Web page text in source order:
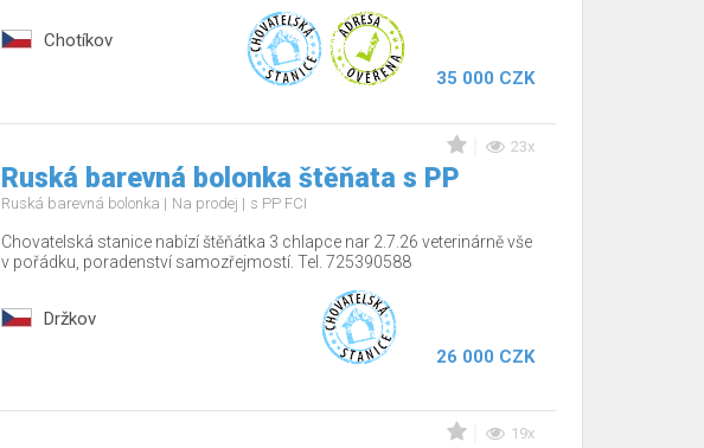
Chotíkov
35 000 CZK
23x
Ruská barevná bolonka štěňata s PP
Ruská barevná bolonka Na prodej s PP FCI
Chovatelská stanice nabízí štěňátka 3 chlapce nar 2.7.26 veterinárně vše
v pořádku, poradenství samozřejmostí. Tel. 725390588
Držkov
26 000 CZK
19x